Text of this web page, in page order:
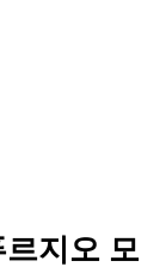
지오 모